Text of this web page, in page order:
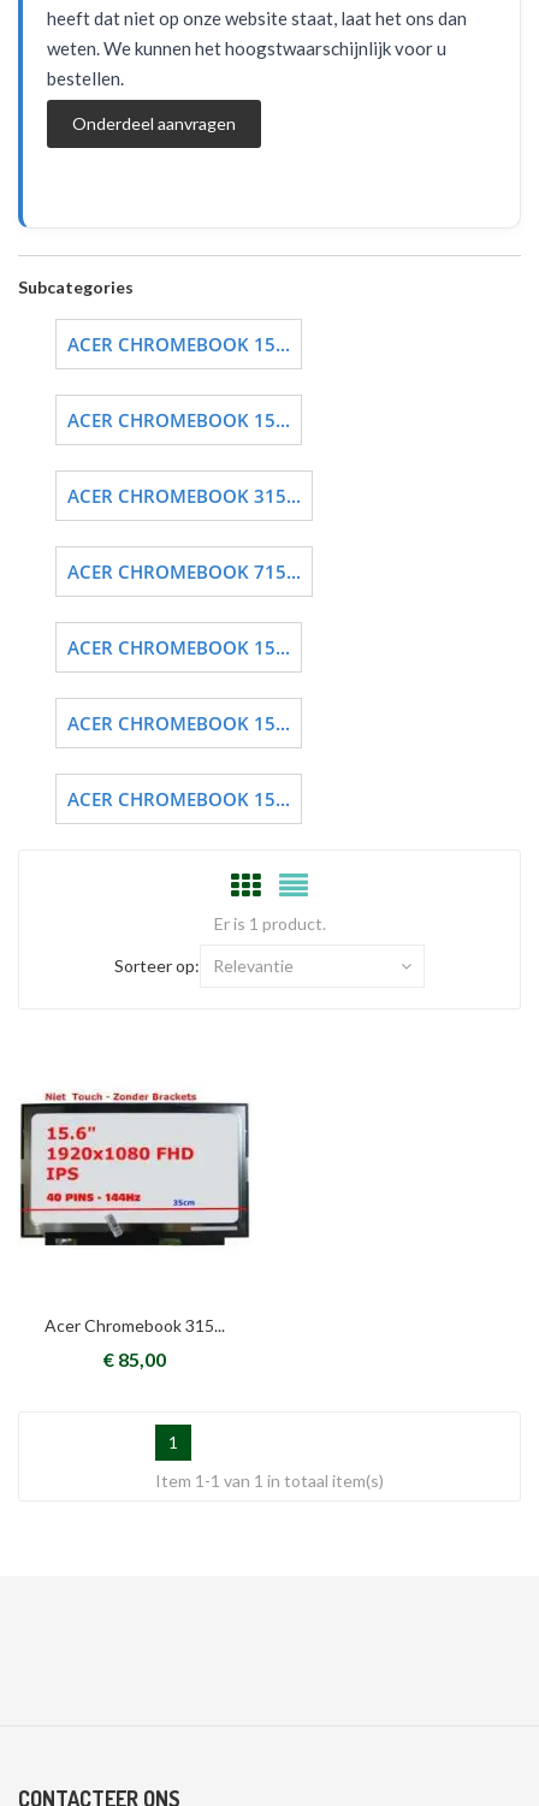
heeft dat niet op onze website staat, laat het ons dan
weten. We kunnen het hoogstwaarschijnlijk voor u
bestellen.
Onderdeel aanvragen
Subcategories
ACER CHROMEBOOK 15...
ACER CHROMEBOOK 15...
ACER CHROMEBOOK 315...
ACER CHROMEBOOK 715...
ACER CHROMEBOOK 15...
ACER CHROMEBOOK 15...
ACER CHROMEBOOK 15...
Er is 1 product.
Sorteer op: Relevantie
Acer Chromebook 315...
€ 85,00
1
Item 1-1 van 1 in totaal item(s)
CONTACTEER ONS